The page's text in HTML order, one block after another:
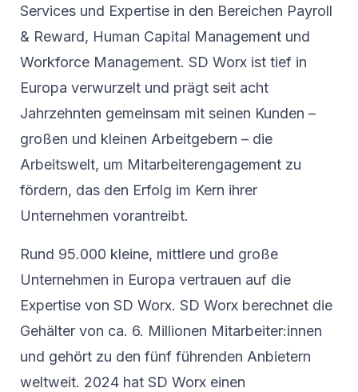
Services und Expertise in den Bereichen Payroll
& Reward, Human Capital Management und
Workforce Management. SD Worx ist tief in
Europa verwurzelt und prägt seit acht
Jahrzehnten gemeinsam mit seinen Kunden –
großen und kleinen Arbeitgebern – die
Arbeitswelt, um Mitarbeiterengagement zu
fördern, das den Erfolg im Kern ihrer
Unternehmen vorantreibt.
Rund 95.000 kleine, mittlere und große
Unternehmen in Europa vertrauen auf die
Expertise von SD Worx. SD Worx berechnet die
Gehälter von ca. 6. Millionen Mitarbeiter:innen
und gehört zu den fünf führenden Anbietern
weltweit. 2024 hat SD Worx einen